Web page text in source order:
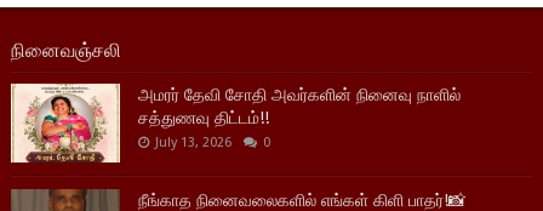
நினைவஞ்சலி
அமரர் தேவி சோதி அவர்களின் நினைவு நாளில்
சத்துணவு திட்டம்!!
July 13, 2026 0
நீங்காத நினைவலைகளில் எங்கள் கிளி பாதர்!📸